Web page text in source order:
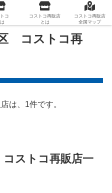
コストコ再
は、1件です。
ストコ再販店一
コ
コストコ再販店
とは
コストコ再販店
全国マップ